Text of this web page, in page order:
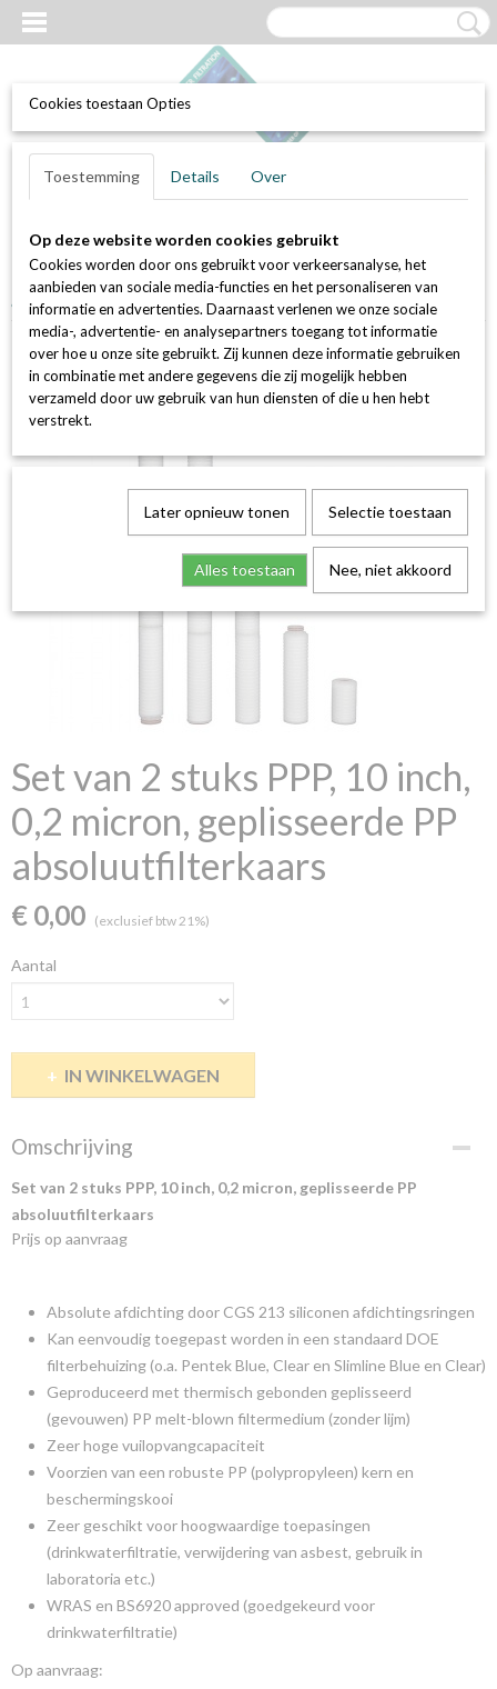
Inloggen Registreren
Home > Waterfilters Filterkaarsen / patronen
Membraan /
absoluut filterkaarsen>
Set van 2 stuks PPP, 10 inch, 0,2 micron,
geplisseerde PP absoluutfilterkaars
Set van 2 stuks PPP, 10 inch,
0,2 micron, geplisseerde PP
absoluutfilterkaars
€ 0,00 (exclusief btw 21%)
Aantal
IN WINKELWAGEN
Omschrijving
Set van 2 stuks PPP, 10 inch, 0,2 micron, geplisseerde PP
absoluutfilterkaars
Prijs op aanvraag
Absolute afdichting door CGS 213 siliconen afdichtingsringen
Kan eenvoudig toegepast worden in een standaard DOE
filterbehuizing (o.a. Pentek Blue, Clear en Slimline Blue en Clear)
Geproduceerd met thermisch gebonden geplisseerd
(gevouwen) PP melt-blown filtermedium (zonder lijm)
Zeer hoge vuilopvangcapaciteit
Voorzien van een robuste PP (polypropyleen) kern en
beschermingskooi
Zeer geschikt voor hoogwaardige toepasingen
(drinkwaterfiltratie, verwijdering van asbest, gebruik in
laboratoria etc.)
WRAS en BS6920 approved (goedgekeurd voor
drinkwaterfiltratie)
Op aanvraag:
Cookies toestaan Opties
Toestemming Details Over
Op deze website worden cookies gebruikt
Cookies worden door ons gebruikt voor verkeersanalyse, het
aanbieden van sociale media-functies en het personaliseren van
informatie en advertenties. Daarnaast verlenen we onze sociale
media-, advertentie- en analysepartners toegang tot informatie
over hoe u onze site gebruikt. Zij kunnen deze informatie gebruiken
in combinatie met andere gegevens die zij mogelijk hebben
verzameld door uw gebruik van hun diensten of die u hen hebt
verstrekt.
Later opnieuw tonen Selectie toestaan
Alles toestaan Nee, niet akkoord